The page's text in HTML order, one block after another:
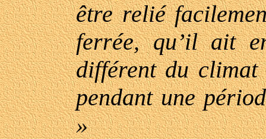
être relié
ferrée, qu’il ait
différent du climat
pendant une
»